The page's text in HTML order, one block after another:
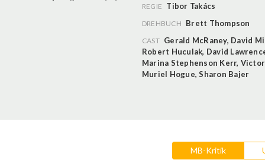
REGIE Tibor Takács
DREHBUCH Brett Thompson
CAST Gerald McRaney, David
Robert Huculak, David
Marina Stephenson Kerr,
Muriel Hogue,Sharon Bajer
MB-Kritik